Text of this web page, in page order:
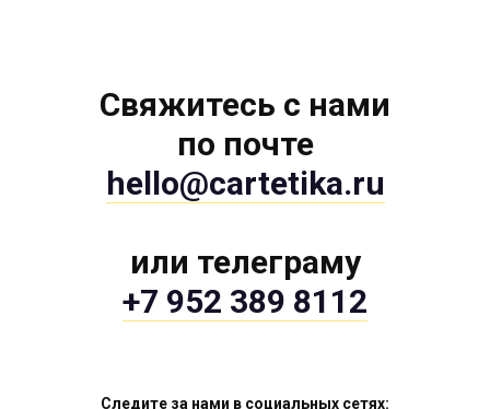
Свяжитесь с нами
по почте
hello@cartetika.ru
или телеграму
+7 952 389 8112
Следите за нами в социальных сетях: